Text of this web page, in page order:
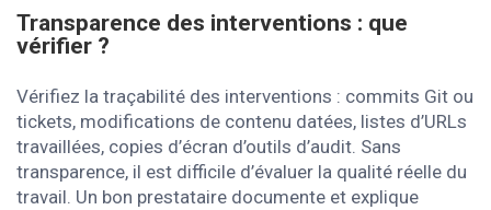
Transparence des interventions : que
vérifier ?
Vérifiez la traçabilité des interventions : commits Git ou
tickets, modifications de contenu datées, listes d’URLs
travaillées, copies d’écran d’outils d’audit. Sans
transparence, il est difficile d’évaluer la qualité réelle du
travail. Un bon prestataire documente et explique